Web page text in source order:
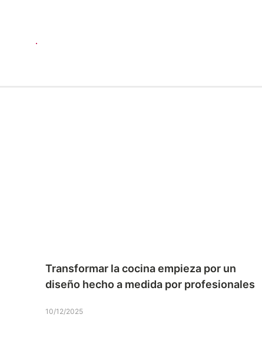
Transformar la cocina empieza por un
diseño hecho a medida por profesionales
10/12/2025